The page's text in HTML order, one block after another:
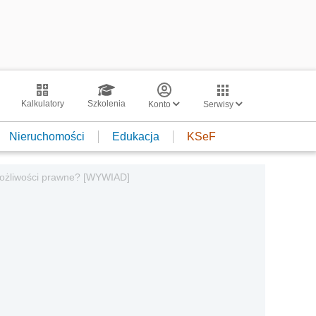
Kalkulatory Szkolenia Konto Serwisy
Nieruchomości Edukacja KSeF
prawne? [WYWIAD]